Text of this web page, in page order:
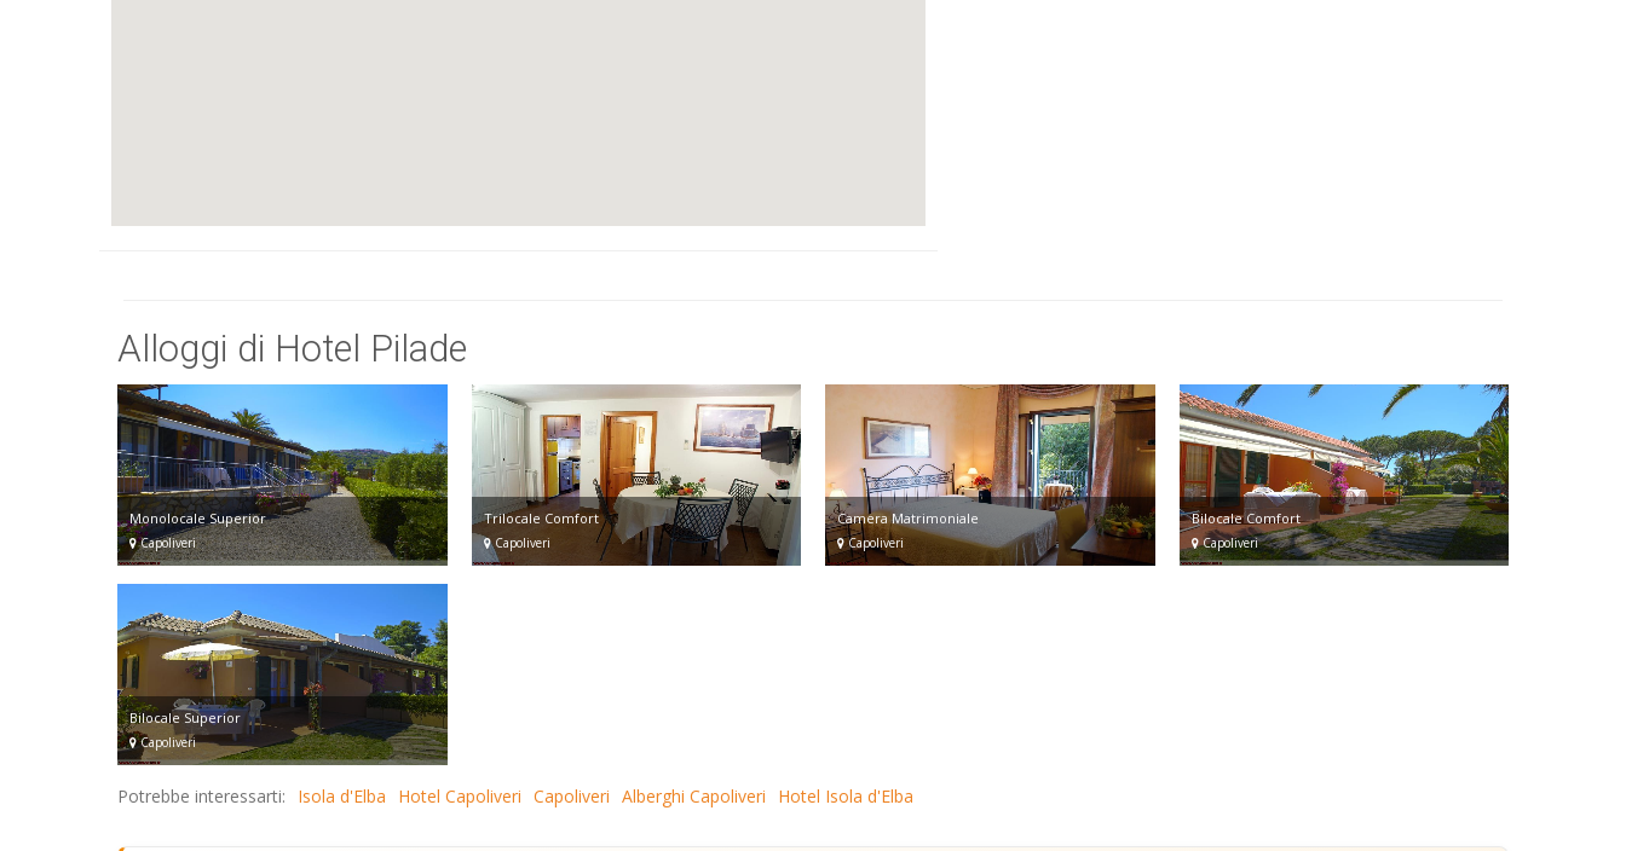
Alloggi di Hotel Pilade
Monolocale Superior
Capoliveri
Trilocale Comfort
Capoliveri
Camera Matrimoniale
Capoliveri
Bilocale Comfort
Capoliveri
Bilocale Superior
Capoliveri
Potrebbe interessarti: Isola d'Elba Hotel Capoliveri Capoliveri Alberghi Capoliveri Hotel Isola d'Elba